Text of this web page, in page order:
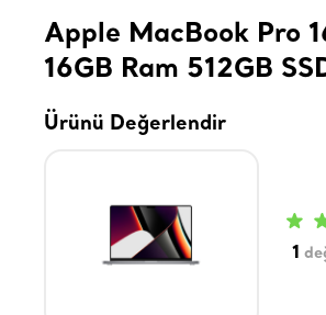
Apple MacBook Pro
16GB Ram 512GB
Ürünü Değerlendir
1